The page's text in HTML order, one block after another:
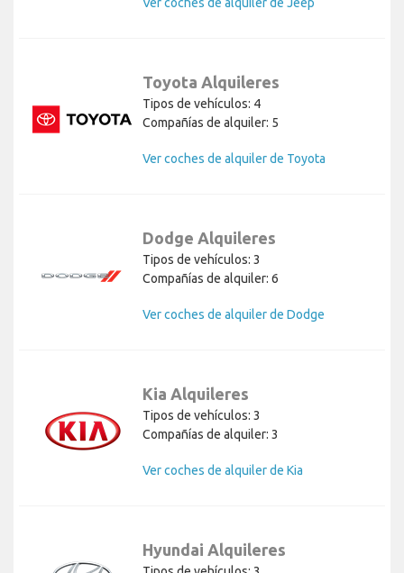
Toyota Alquileres
Tipos de vehículos: 4
Compañías de alquiler: 5
Ver coches de alquiler de Toyota
Dodge Alquileres
Tipos de vehículos: 3
Compañías de alquiler: 6
Ver coches de alquiler de Dodge
Kia Alquileres
Tipos de vehículos: 3
Compañías de alquiler: 3
Ver coches de alquiler de Kia
Hyundai Alquileres